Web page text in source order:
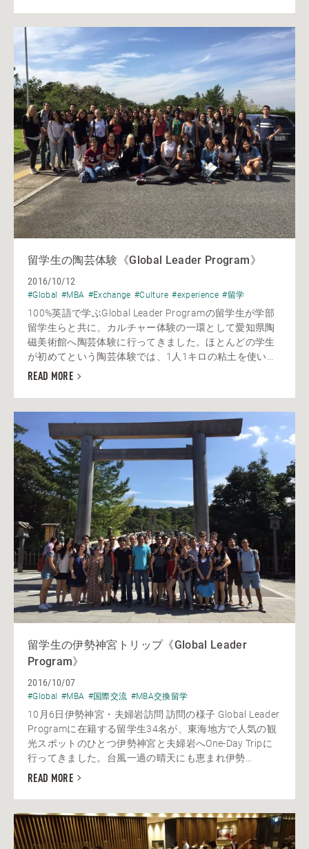
留学生の陶芸体験《Global Leader Program》
2016/10/12
#Global #MBA #Exchange #Culture #experience #留学
100%英語で学ぶGlobal Leader Programの留学生が学部
留学生らと共に、カルチャー体験の一環として愛知県陶
磁美術館へ陶芸体験に行ってきました。ほとんどの学生
が初めてという陶芸体験では、1人1キロの粘土を使い...
READ MORE
留学生の伊勢神宮トリップ《Global Leader
Program》
2016/10/07
#Global #MBA #国際交流 #MBA交換留学
10月6日伊勢神宮・夫婦岩訪問 訪問の様子 Global Leader
Programに在籍する留学生34名が、東海地方で人気の観
光スポットのひとつ伊勢神宮と夫婦岩へOne-Day Tripに
行ってきました。台風一過の晴天にも恵まれ伊勢...
READ MORE